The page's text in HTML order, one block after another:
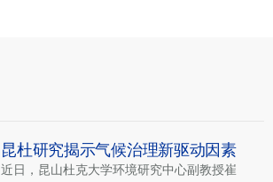
昆杜研究揭示气候治理新驱动因素
近日，昆山杜克大学环境研究中心副教授崔